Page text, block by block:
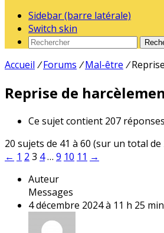
Sidebar (barre latérale)
Switch skin
Accueil / Forums / Mal-être /
Reprise de
Ce sujet contient 207
20 sujets de 41 à 60 (sur un total de
← 1 2 3 4… 9 10 11 →
Auteur
Messages
4 décembre 2024 à 11 h 25 min